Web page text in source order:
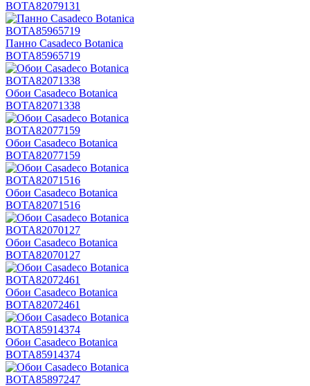
BOTA82079131
Панно Casadeco Botanica
BOTA85965719
Обои Casadeco Botanica
BOTA82071338
Обои Casadeco Botanica
BOTA82077159
Обои Casadeco Botanica
BOTA82071516
Обои Casadeco Botanica
BOTA82070127
Обои Casadeco Botanica
BOTA82072461
Обои Casadeco Botanica
BOTA85914374